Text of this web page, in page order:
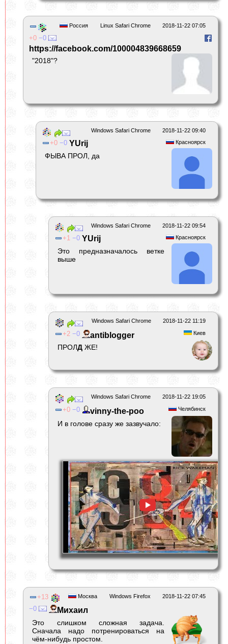
2018-11-22 07:05
Linux Safari Chrome
Россия
0 0
https://facebook.com/100004839668659
"2018"?
2018-11-22 09:40
Windows Safari Chrome
Красноярск
0 0 YUrij
ФЫВА ПРОЛ, да
2018-11-22 09:54
Windows Safari Chrome
Красноярск
1 0 YUrij
Это предназначалось ветке
выше
2018-11-22 11:19
Windows Safari Chrome
Киев
2 0 antiblogger
ПРОЛД ЖЕ!
2018-11-22 19:05
Windows Safari Chrome
Челябинск
0 0 vinny-the-poo
И в голове сразу же зазвучало:
2018-11-22 07:45
Windows Firefox
Москва
13
0
Михаил
Это слишком сложная задача.
Сначала надо потренироваться на
чём-нибудь простом.